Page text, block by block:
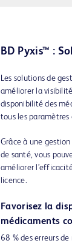
BD Pyxis™ :
Les solutions de
améliorer la
disponibilité des
tous les paramètres
Grâce à une
de santé, vous
améliorer
licence.
Favorisez la
médicaments
68 % des erreurs